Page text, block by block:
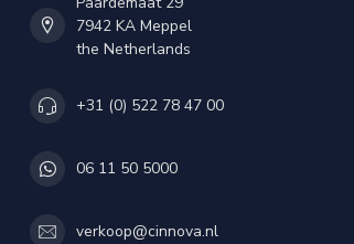
7942 KA Meppel
the Netherlands
+31 (0) 522 78 47 00
06 11 50 5000
verkoop@cinnova.nl